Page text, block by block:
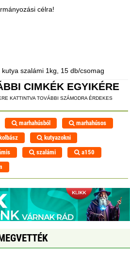
célra!
szalámi 1kg, 15 db/csomag
CIMKÉK EGYIKÉRE
KATTINTVA TOVÁBBI SZÁMODRA ÉRDEKES
marhahúsból
marhahúsos
kutyazokni
szalámi
a150